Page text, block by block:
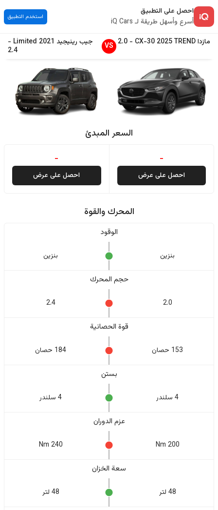
احصل على التطبيق
أسرع وأسهل طريقة لـ iQ Cars
استخدم التطبيق
مازدا CX-30 2025TREND
-
2.0
VS جيب رينيجيد 2021
Limited
-
2.4
السعر المبدئ
-
احصل على عرض
-
احصل على عرض
المحرك والقوة
الوقود
بنزين بنزين
حجم المحرك
2.0
2.4
قوة الحصانية
153 حصان 184 حصان
بستن
4 سلندر 4 سلندر
عزم الدوران
200 Nm
240 Nm
سعة الخزان
48 لتر 48 لتر